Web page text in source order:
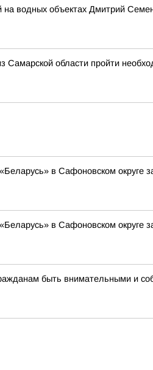
водных объектах Дмитрий
области пройти
в Сафоновском округе
в Сафоновском округе
быть внимательными и